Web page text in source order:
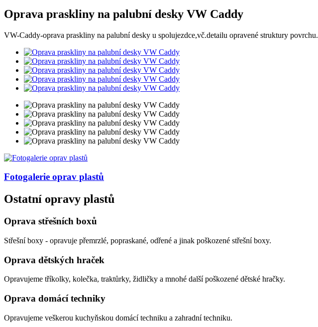
Oprava praskliny na palubní desky VW Caddy
VW-Caddy-oprava praskliny na palubní desky u spolujezdce,vč.detailu opravené struktury povrchu.
Fotogalerie oprav plastů
Ostatní opravy plastů
Oprava střešních boxů
Střešní boxy - opravuje přemrzlé, popraskané, odřené a jinak poškozené střešní boxy.
Oprava dětských hraček
Opravujeme tříkolky, kolečka, traktůrky, židličky a mnohé další poškozené dětské hračky.
Oprava domácí techniky
Opravujeme veškerou kuchyňskou domácí techniku a zahradní techniku.